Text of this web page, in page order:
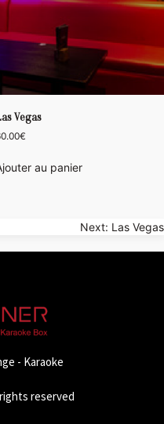
Vegas
€
au panier
Next: Las Vegas
- Karaoke
reserved